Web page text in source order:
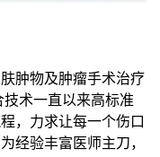
肿物及肿瘤手术治疗
术一直以来高标准
，力求让每一个伤口
经验丰富医师主刀，